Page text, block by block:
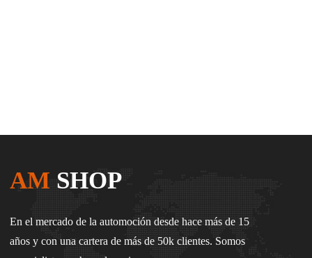
AM SHOP
En el mercado de la automoción desde hace más de 15
años y con una cartera de más de 50k clientes. Somos